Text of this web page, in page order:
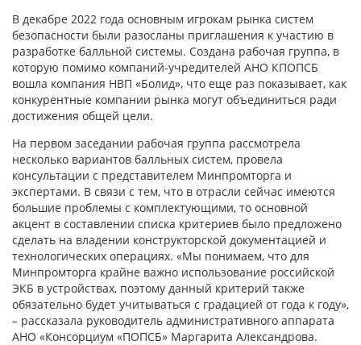
В декабре 2022 года основным игрокам рынка систем
безопасности были разосланы приглашения к участию в
разработке балльной системы. Создана рабочая группа, в
которую помимо компаний-учредителей АНО КПОПСБ
вошла компания НВП «Болид», что еще раз показывает, как
конкурентные компании рынка могут объединиться ради
достижения общей цели.
На первом заседании рабочая группа рассмотрела
несколько вариантов балльных систем, провела
консультации с представителем Минпромторга и
экспертами. В связи с тем, что в отрасли сейчас имеются
большие проблемы с комплектующими, то основной
акцент в составлении списка критериев было предложено
сделать на владении конструкторской документацией и
технологических операциях. «Мы понимаем, что для
Минпромторга крайне важно использование российской
ЭКБ в устройствах, поэтому данный критерий также
обязательно будет учитываться с градацией от года к году»,
– рассказала руководитель административного аппарата
АНО «Консорциум «ПОПСБ» Маргарита Александрова.